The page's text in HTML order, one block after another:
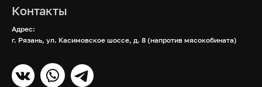
Контакты
Адрес:
г. Рязань, ул. Касимовское шоссе, д. 8 (напротив мясокобината)